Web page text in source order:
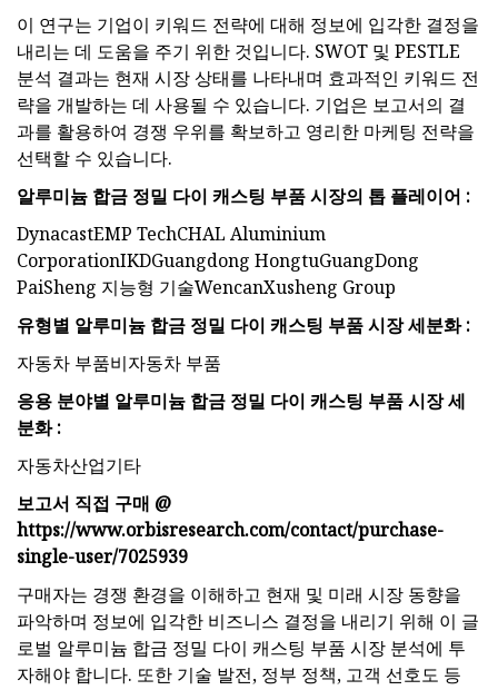
이 연구는 기업이 키워드 전략에 대해 정보에 입각한 결정을
내리는 데 도움을 주기 위한 것입니다. SWOT 및 PESTLE
분석 결과는 현재 시장 상태를 나타내며 효과적인 키워드 전
략을 개발하는 데 사용될 수 있습니다. 기업은 보고서의 결
과를 활용하여 경쟁 우위를 확보하고 영리한 마케팅 전략을
선택할 수 있습니다.
알루미늄 합금 정밀 다이 캐스팅 부품 시장의 톱 플레이어 :
DynacastEMP TechCHAL Aluminium
CorporationIKDGuangdong HongtuGuangDong
PaiSheng 지능형 기술WencanXusheng Group
유형별 알루미늄 합금 정밀 다이 캐스팅 부품 시장 세분화 :
자동차 부품비자동차 부품
응용 분야별 알루미늄 합금 정밀 다이 캐스팅 부품 시장 세
분화 :
자동차산업기타
보고서 직접 구매 @
https://www.orbisresearch.com/contact/purchase-
single-user/7025939
구매자는 경쟁 환경을 이해하고 현재 및 미래 시장 동향을
파악하며 정보에 입각한 비즈니스 결정을 내리기 위해 이 글
로벌 알루미늄 합금 정밀 다이 캐스팅 부품 시장 분석에 투
자해야 합니다. 또한 기술 발전, 정부 정책, 고객 선호도 등